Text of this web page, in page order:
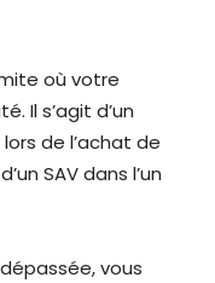
où votre
Il s’agit d’un
de l’achat de
SAV dans l’un
vous